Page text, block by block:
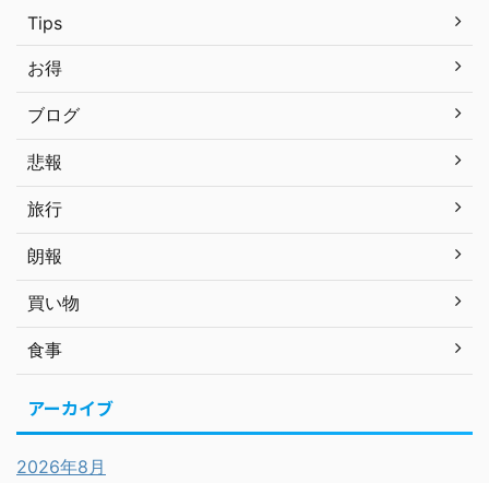
Tips
お得
ブログ
悲報
旅行
朗報
買い物
食事
アーカイブ
2026年8月